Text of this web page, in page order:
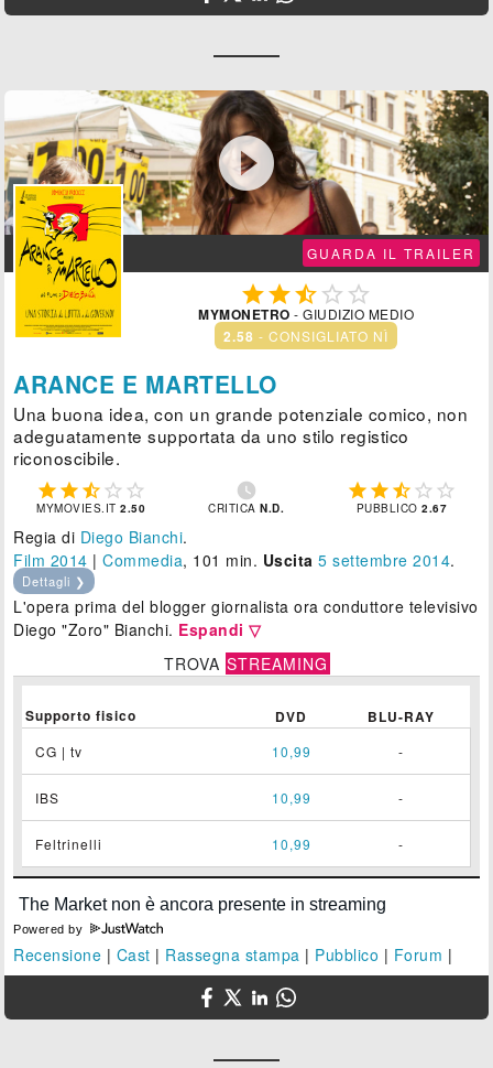

GUARDA IL TRAILER
  
MYMONETRO - GIUDIZIO MEDIO
2.58 - CONSIGLIATO NÌ
ARANCE E MARTELLO
Una buona idea, con un grande potenziale comico, non
adeguatamente supportata da uno stilo registico
riconoscibile.
    
MYMOVIES.IT2.50

CRITICAN.D.
    
PUBBLICO2.67
Regia di Diego Bianchi.
Film 2014 |Commedia, 101 min. Uscita 5 settembre 2014.
Dettagli ❯
L'opera prima del blogger giornalista ora conduttore televisivo
Diego "Zoro" Bianchi. Espandi ▽
TROVA STREAMING
Supporto fisico DVD BLU-RAY
CG | tv 10,99 -
IBS 10,99 -
Feltrinelli 10,99 -
Powered by
Recensione | Cast | Rassegna stampa | Pubblico | Forum |